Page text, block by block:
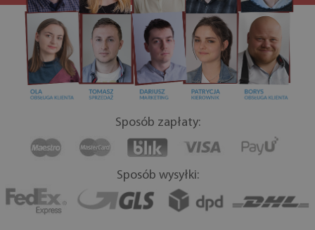
Sposób zapłaty:
Sposób wysyłki: